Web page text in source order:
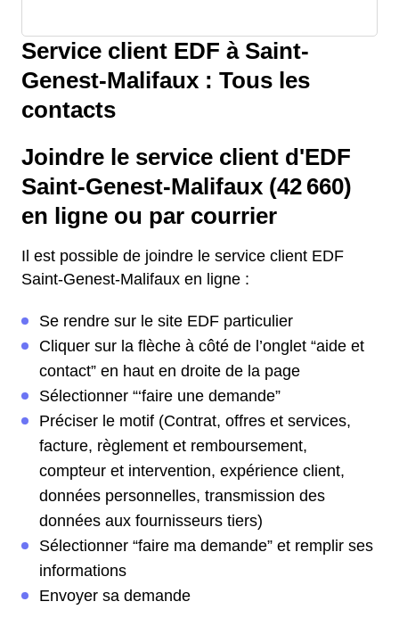
Service client EDF à Saint-
Genest-Malifaux : Tous les
contacts
Joindre le service client d'EDF
Saint-Genest-Malifaux (42 660)
en ligne ou par courrier
Il est possible de joindre le service client EDF
Saint-Genest-Malifaux en ligne :
Se rendre sur le site EDF particulier
Cliquer sur la flèche à côté de l’onglet “aide et
contact” en haut en droite de la page
Sélectionner “‘faire une demande”
Préciser le motif (Contrat, offres et services,
facture, règlement et remboursement,
compteur et intervention, expérience client,
données personnelles, transmission des
données aux fournisseurs tiers)
Sélectionner “faire ma demande” et remplir ses
informations
Envoyer sa demande